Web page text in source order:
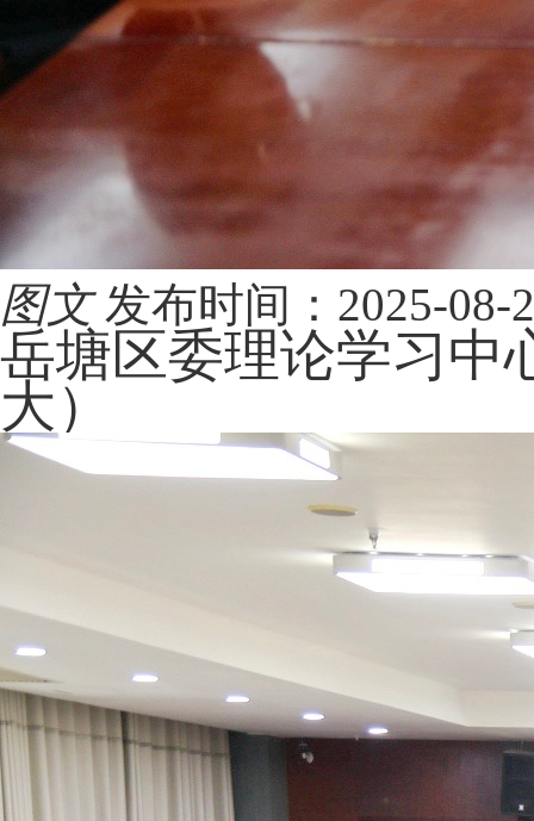
图文 发布时间：2025-08-
岳塘区委理论学习中
大）